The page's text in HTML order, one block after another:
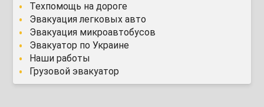
Техпомощь на дороге
Эвакуация легковых авто
Эвакуация микроавтобусов
Эвакуатор по Украине
Наши работы
Грузовой эвакуатор